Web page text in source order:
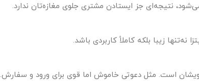
نتیجه‌ای جز ایستادن مشتری جلوی مغازه‌تان ندارد.
زیبا بلکه کاملاً کاربردی باشد.
است. مثل دعوتی خاموش اما قوی برای ورود و سفارش.